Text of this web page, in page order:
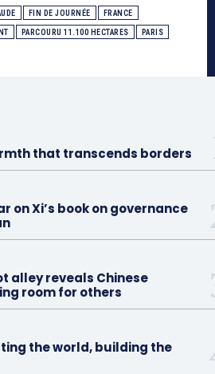
FIN DE JOURNÉE FRANCE
PARCOURU 11.100 HECTARES PARIS
that transcends borders
on Xi’s book on governance
alley reveals Chinese
room for others
the world, building the